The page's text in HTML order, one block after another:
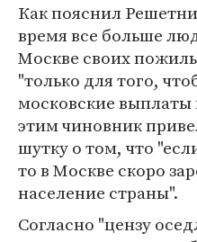
Как пояснил
время все больше
Москве своих
"только для того,
московские выплаты
этим чиновник
шутку о том, что
то в Москве скоро
население страны".
Согласно "цензу